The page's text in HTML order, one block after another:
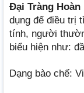
Đại Tràng Hoàn
dụng để điều trị
tính, người
biểu hiện như:
Dạng bào chế: